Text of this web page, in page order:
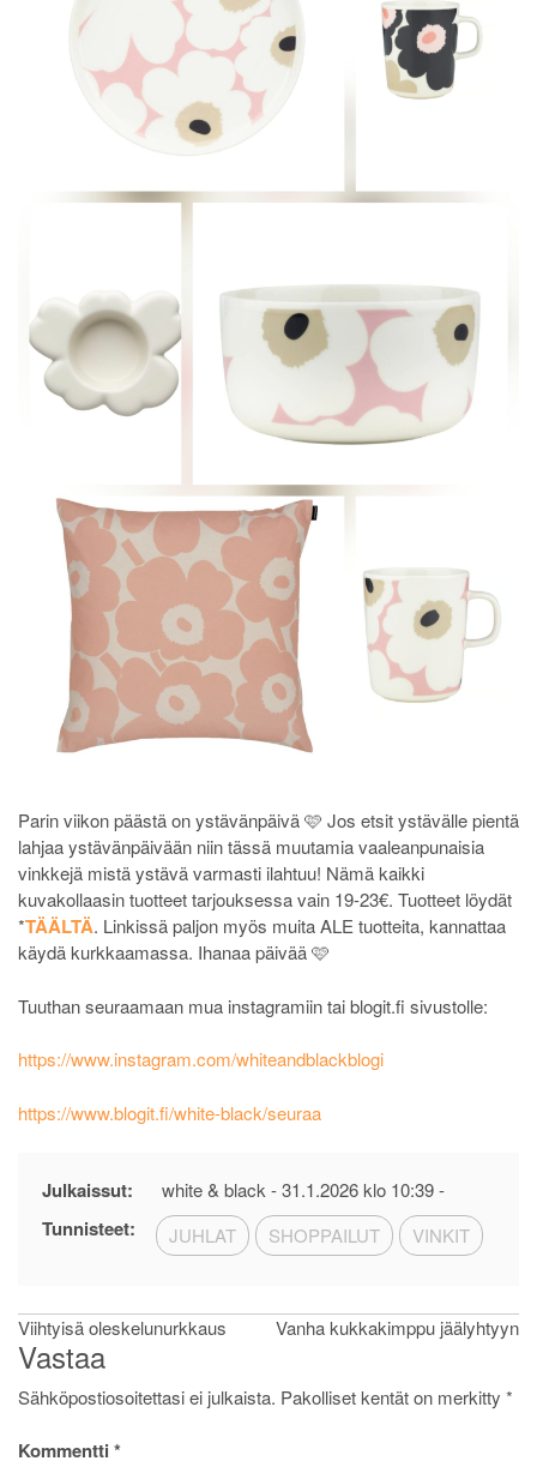
Parin viikon päästä on ystävänpäivä 🩷 Jos etsit ystävälle pientä
lahjaa ystävänpäivään niin tässä muutamia vaaleanpunaisia
vinkkejä mistä ystävä varmasti ilahtuu! Nämä kaikki
kuvakollaasin tuotteet tarjouksessa vain 19-23€. Tuotteet löydät
*TÄÄLTÄ. Linkissä paljon myös muita ALE tuotteita, kannattaa
käydä kurkkaamassa. Ihanaa päivää 🩷
Tuuthan seuraamaan mua instagramiin tai blogit.fi sivustolle:
https://www.instagram.com/whiteandblackblogi
https://www.blogit.fi/white-black/seuraa
Julkaissut: white & black -31.1.2026 klo 10:39-
Tunnisteet: JUHLAT SHOPPAILUT VINKIT
Artikkelien
selaus
Viihtyisä oleskelunurkkaus Vanha kukkakimppu jäälyhtyyn
Vastaa
Sähköpostiosoitettasi ei julkaista. Pakolliset kentät on merkitty *
Kommentti *